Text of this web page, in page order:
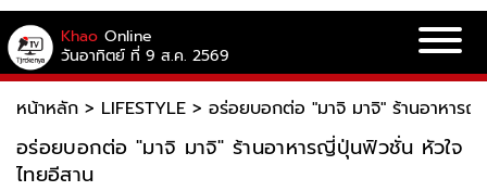
Khao Online
วันอาทิตย์ ที่ 9 ส.ค. 2569
หน้าหลัก > LIFESTYLE > อร่อยบอกต่อ "มาจิ มาจิ" ร้านอาหาร
อร่อยบอกต่อ "มาจิ มาจิ" ร้านอาหารญี่ปุ่นฟิวชั่น หัวใจ
ไทยอีสาน